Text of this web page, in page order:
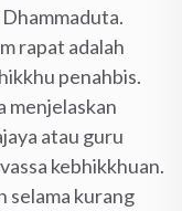
rapat adalah
penahbis.
menjelaskan
atau guru
kebhikkhuan.
selama kurang